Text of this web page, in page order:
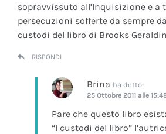
sopravvissuto all’Inquisizione e a
persecuzioni sofferte da sempre
custodi del libro di Brooks
RISPONDI
Brina ha detto:
25 Ottobre 2011 alle
Pare che questo libro
“I custodi del libro”